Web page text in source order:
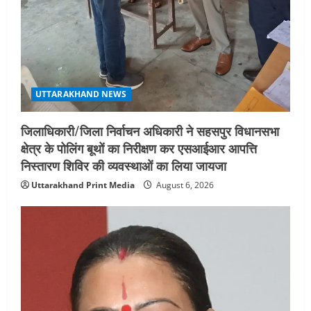
UTTARAKHAND NEWS
जिलाधिकारी/जिला निर्वाचन अधिकारी ने सहसपुर विधानसभा
क्षेत्र के पोलिंग बूथों का निरीक्षण कर एसआईआर आपत्ति
निस्तारण शिविर की व्यवस्थाओं का लिया जायजा
Uttarakhand Print Media August 6, 2026